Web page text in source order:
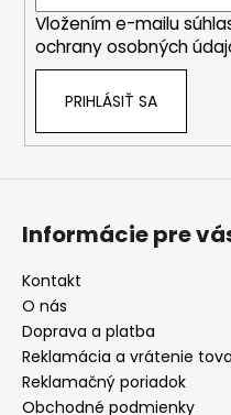
Vložením e-mailu
ochrany osobných
PRIHLÁSIŤ SA
Informácie pre
Kontakt
O nás
Doprava a platba
Reklamácia a vrátenie
Reklamačný poriadok
Obchodné podmienky